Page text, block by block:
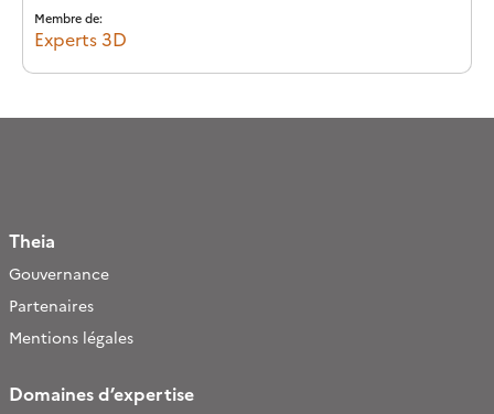
Membre de:
Experts 3D
Theia
Gouvernance
Partenaires
Mentions légales
Domaines d’expertise